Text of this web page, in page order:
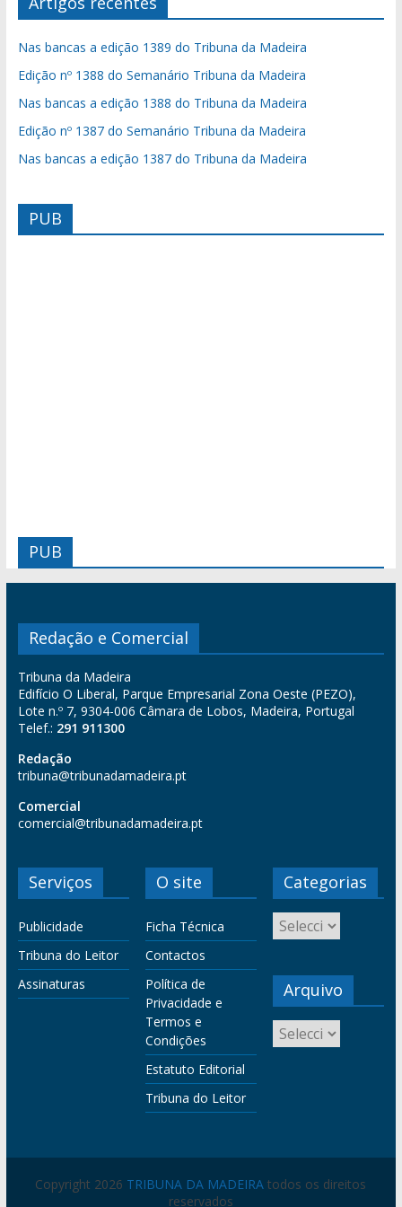
Nas bancas a edição 1389 do Tribuna da Madeira
Edição nº 1388 do Semanário Tribuna da Madeira
Nas bancas a edição 1388 do Tribuna da Madeira
Edição nº 1387 do Semanário Tribuna da Madeira
Nas bancas a edição 1387 do Tribuna da Madeira
PUB
PUB
Redação e Comercial
Tribuna da Madeira
Edifício O Liberal, Parque Empresarial Zona Oeste (PEZO),
Lote n.º 7, 9304-006 Câmara de Lobos, Madeira, Portugal
Telef.: 291 911300
Redação
tribuna@tribunadamadeira.pt
Comercial
comercial@tribunadamadeira.pt
Serviços
Publicidade
Tribuna do Leitor
Assinaturas
O site
Ficha Técnica
Contactos
Política de
Privacidade e
Termos e
Condições
Estatuto Editorial
Tribuna do Leitor
Categorias
Arquivo
Copyright 2026 TRIBUNA DA MADEIRA todos os direitos
reservados